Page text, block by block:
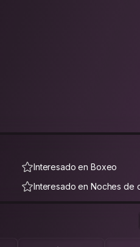
Interesado en Boxeo
Interesado en Noches de